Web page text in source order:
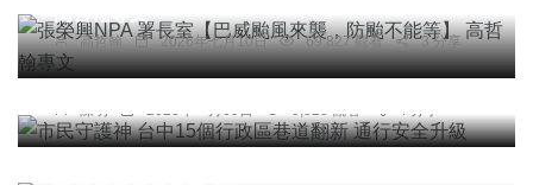
高哲翰 2026年七月10日 69,827 觀看 3 分享
市民守護神 台中15個行政區巷道翻新 通行安全升
級
綜合新聞
南投三鄉鎮市攜手推動廉政教育 扎根工程倫理與